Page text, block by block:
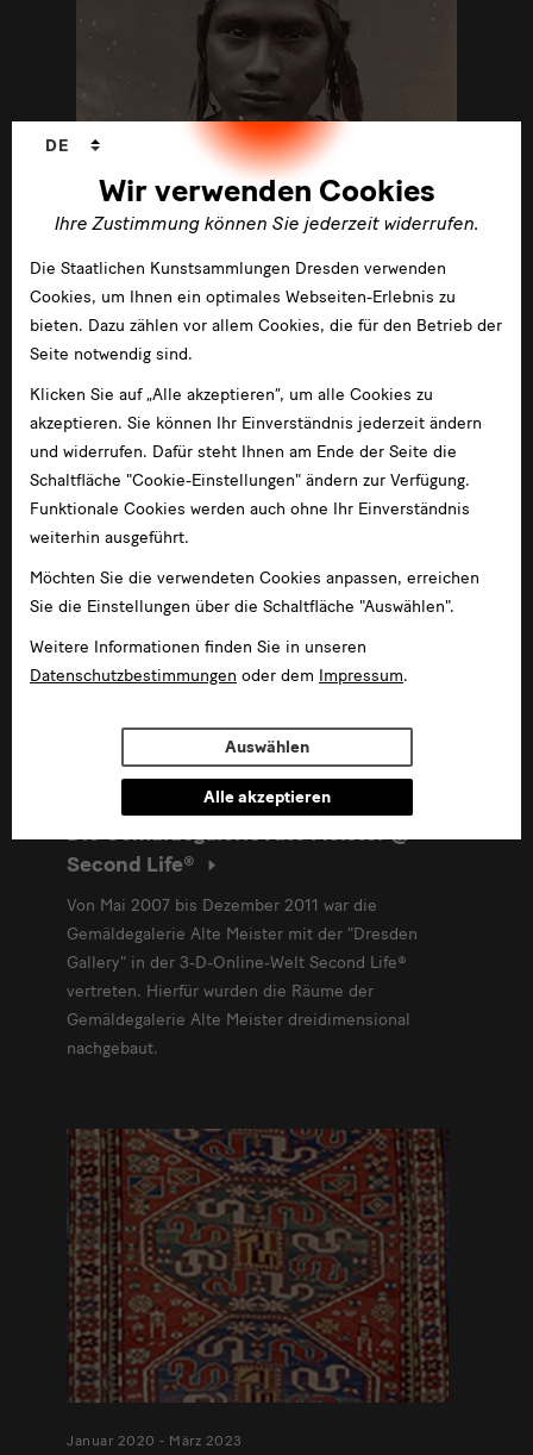
Januar 2014 - Dezember 2016
Die Fotobestände der Staatlichen
Sachsen
Die Staatlichen Ethnographischen Sammlungen
Sachsen (SES) besitzen umfangreiche
Januar 2007 - Dezember 2011
Die Gemäldegalerie Alte Meister @
Second Life®
Von Mai 2007 bis Dezember 2011 war die
Gemäldegalerie Alte Meister mit der "Dresden
Gallery" in der 3-D-Online-Welt Second Life®
vertreten. Hierfür wurden die Räume der
Gemäldegalerie Alte Meister dreidimensional
nachgebaut.
Januar 2020 - März 2023
Wir verwenden Cookies
Ihre Zustimmung können Sie jederzeit widerrufen.
Sprachwechsler
DE
Die Staatlichen Kunstsammlungen Dresden verwenden
Cookies, um Ihnen ein optimales Webseiten-Erlebnis zu
bieten. Dazu zählen vor allem Cookies, die für den Betrieb der
Seite notwendig sind.
Klicken Sie auf „Alle akzeptieren“, um alle Cookies zu
akzeptieren. Sie können Ihr Einverständnis jederzeit ändern
und widerrufen. Dafür steht Ihnen am Ende der Seite die
Schaltfläche "Cookie-Einstellungen" ändern zur Verfügung.
Funktionale Cookies werden auch ohne Ihr Einverständnis
weiterhin ausgeführt.
Möchten Sie die verwendeten Cookies anpassen, erreichen
Sie die Einstellungen über die Schaltfläche "Auswählen".
Weitere Informationen finden Sie in unseren
Datenschutzbestimmungen oder dem Impressum.
Auswählen
Alle akzeptieren